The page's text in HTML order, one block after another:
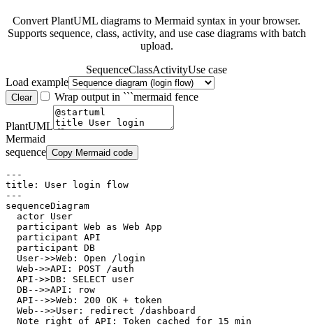
Convert PlantUML diagrams to Mermaid syntax in your browser.
Supports sequence, class, activity, and use case diagrams with batch
upload.
SequenceClassActivityUse case
Load example
Clear Wrap output in ```mermaid fence
PlantUML
Mermaid
sequence Copy Mermaid code
---
title: User login flow
---
sequenceDiagram
  actor User
  participant Web as Web App
  participant API
  participant DB
  User->>Web: Open /login
  Web->>API: POST /auth
  API->>DB: SELECT user
  DB-->>API: row
  API-->>Web: 200 OK + token
  Web-->>User: redirect /dashboard
  Note right of API: Token cached for 15 min